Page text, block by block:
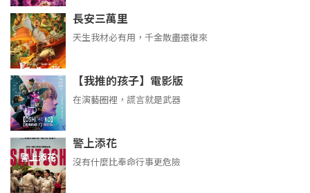
長安三萬里
天生我材必有用，千金散盡還復來
【我推的孩子】電影版
在演藝圈裡，謊言就是武器
警上添花
沒有什麼比奉命行事更危險